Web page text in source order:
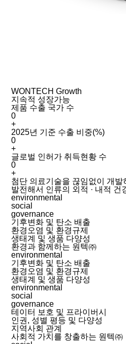
WONTECH Growth
지속적 성장가능
제품 수출 국가 수
0
+
2025년 기준 수출 비중(%)
0
+
글로벌 인허가 취득현황 수
0
+
첨단 의료기술을 끊임없이 개발
발전해서 인류의 외적 · 내적 건
environmental
social
governance
기후변화 및 탄소 배출
환경오염 및 환경규제
생태계 및 생품 다양성
환경과 함께하는 원텍㈜
environmental
기후변화 및 탄소 배출
환경오염 및 환경규제
생태계 및 생품 다양성
environmental
social
governance
테이터 보호 및 프라이버시
인권, 성별 평등 및 다양성
지역사회 관계
사회적 가치를 창출하는 원텍㈜